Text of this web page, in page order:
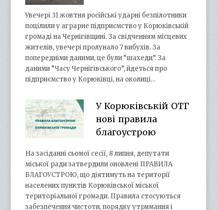
Увечері 31 жовтня російські ударні безпілотники
поцілили у аграрне підприємство у Корюківській
громаді на Чернігівщині. За свідченням місцевих
жителів, увечері пролунало 7 вибухів. За
попередніми даними, це були “шахеди”. За
даними “Часу Чернігівського”, йдеться про
підприємство у Корюківці, на околиці…
У Корюківській ОТГ
нові правила
благоустрою
На засіданні сьомої сесії, 8 липня, депутати
міської ради затвердили оновлені ПРАВИЛА
БЛАГОУСТРОЮ, що діятимуть на території
населених пунктів Корюківської міської
територіальної громади. Правила стосуються
забезпечення чистоти, порядку утримання і